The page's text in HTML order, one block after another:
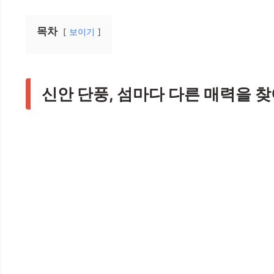
목차 보이기
신안 단풍, 섬마다 다른 매력을